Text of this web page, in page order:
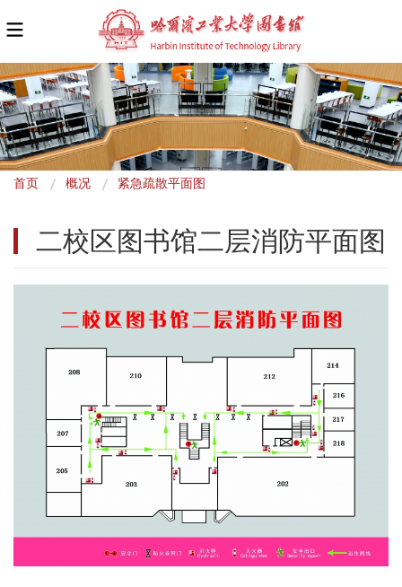
面
首页 概况 紧急疏散平面图
二校区图书馆二层消防平面图